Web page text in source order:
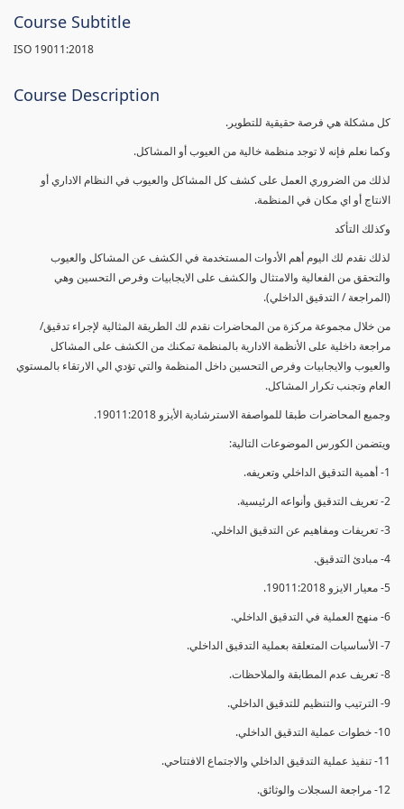
Course Subtitle
ISO 19011:2018
Course Description
كل مشكلة هي فرصة حقيقية للتطوير.
وكما نعلم فإنه لا توجد منظمة خالية من العيوب أو المشاكل.
لذلك من الضروري العمل على كشف كل المشاكل والعيوب في النظام الاداري أو
الانتاج أو اي مكان في المنظمة.
وكذلك التأكد
لذلك نقدم لك اليوم أهم الأدوات المستخدمة في الكشف عن المشاكل والعيوب
والتحقق من الفعالية والامتثال والكشف على الايجابيات وفرص التحسين وهي
(المراجعة / التدقيق الداخلي).
من خلال مجموعة مركزة من المحاضرات نقدم لك الطريقة المثالية لإجراء تدقيق/
مراجعة داخلية على الأنظمة الادارية بالمنظمة تمكنك من الكشف على المشاكل
والعيوب والايجابيات وفرص التحسين داخل المنظمة والتي تؤدي الي الارتقاء بالمستوي
العام وتجنب تكرار المشاكل.
وجميع المحاضرات طبقا للمواصفة الاسترشادية الأيزو 19011:2018.
ويتضمن الكورس الموضوعات التالية:
1- أهمية التدقيق الداخلي وتعريفه.
2- تعريف التدقيق وأنواعه الرئيسية.
3- تعريفات ومفاهيم عن التدقيق الداخلي.
4- مبادئ التدقيق.
5- معيار الايزو 19011:2018.
6- منهج العملية في التدقيق الداخلي.
7- الأساسيات المتعلقة بعملية التدقيق الداخلي.
8- تعريف عدم المطابقة والملاحظات.
9- الترتيب والتنظيم للتدقيق الداخلي.
10- خطوات عملية التدقيق الداخلي.
11- تنفيذ عملية التدقيق الداخلي والاجتماع الافتتاحي.
12- مراجعة السجلات والوثائق.